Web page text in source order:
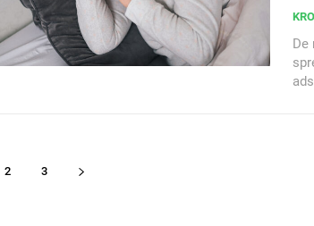
De
2 3